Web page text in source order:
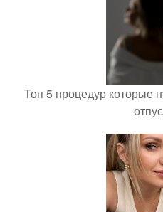
Топ 5 процедур которые